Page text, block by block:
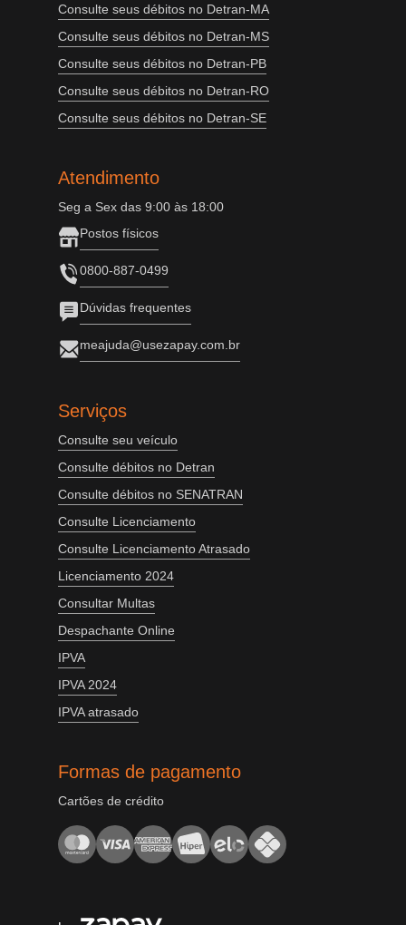
Consulte seus débitos no Detran-MA
Consulte seus débitos no Detran-MS
Consulte seus débitos no Detran-PB
Consulte seus débitos no Detran-RO
Consulte seus débitos no Detran-SE
Atendimento
Seg a Sex das 9:00 às 18:00
Postos físicos
0800-887-0499
Dúvidas frequentes
meajuda@usezapay.com.br
Serviços
Consulte seu veículo
Consulte débitos no Detran
Consulte débitos no SENATRAN
Consulte Licenciamento
Consulte Licenciamento Atrasado
Licenciamento 2024
Consultar Multas
Despachante Online
IPVA
IPVA 2024
IPVA atrasado
Formas de pagamento
Cartões de crédito